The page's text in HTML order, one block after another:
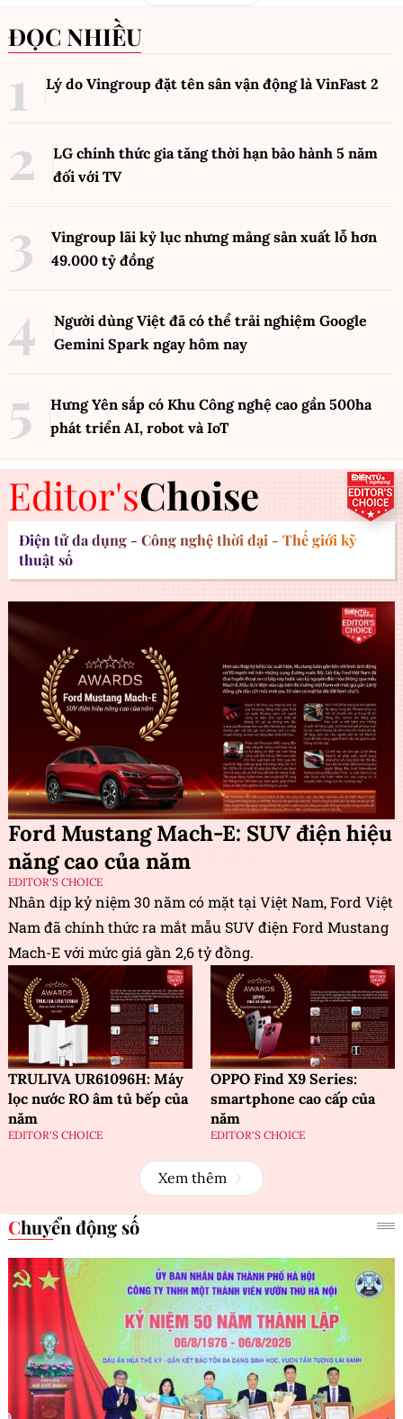
ĐỌC NHIỀU
Lý do Vingroup đặt tên sân vận động là VinFast 2
LG chính thức gia tăng thời hạn bảo hành 5 năm
đối với TV
Vingroup lãi kỷ lục nhưng mảng sản xuất lỗ hơn
49.000 tỷ đồng
Người dùng Việt đã có thể trải nghiệm Google
Gemini Spark ngay hôm nay
Hưng Yên sắp có Khu Công nghệ cao gần 500ha
phát triển AI, robot và IoT
Editor'sChoise
Điện tử đa dụng - Công nghệ thời đại - Thế giới kỹ
thuật số
Ford Mustang Mach-E: SUV điện hiệu
năng cao của năm
EDITOR'S CHOICE
Nhân dịp kỷ niệm 30 năm có mặt tại Việt Nam, Ford Việt
Nam đã chính thức ra mắt mẫu SUV điện Ford Mustang
Mach-E với mức giá gần 2,6 tỷ đồng.
TRULIVA UR61096H: Máy
lọc nước RO âm tủ bếp của
năm
EDITOR'S CHOICE
OPPO Find X9 Series:
smartphone cao cấp của
năm
EDITOR'S CHOICE
Xem thêm
Chuyển động số